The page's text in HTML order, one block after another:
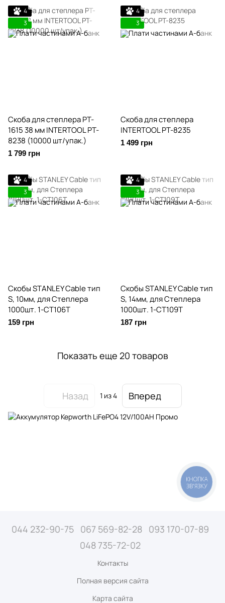
4
3
Скоба для степлера PT-
1615 38 мм INTERTOOL PT-
8238 (10000 шт/упак.)
1 799 грн
4
3
Скоба для степлера
INTERTOOL PT-8235
1 499 грн
4
3
Скобы STANLEY Cable тип
S, 10мм, для Степлера
1000шт. 1-CT106T
159 грн
4
3
Скобы STANLEY Cable тип
S, 14мм, для Степлера
1000шт. 1-CT109T
187 грн
Показать еще 20 товаров
Назад 1 из 4 Вперед
044 232-90-75 067 569-82-28
093 170-07-89
048 735-72-02
Контакты
Полная версия сайта
Карта сайта
КНОПКА
ЗВ'ЯЗКУ